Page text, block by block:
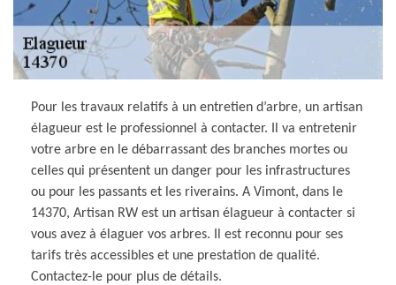
Pour les travaux relatifs à un entretien d’arbre, un artisan
élagueur est le professionnel à contacter. Il va entretenir
votre arbre en le débarrassant des branches mortes ou
celles qui présentent un danger pour les infrastructures
ou pour les passants et les riverains. A Vimont, dans le
14370, Artisan RW est un artisan élagueur à contacter si
vous avez à élaguer vos arbres. Il est reconnu pour ses
tarifs très accessibles et une prestation de qualité.
Contactez-le pour plus de détails.